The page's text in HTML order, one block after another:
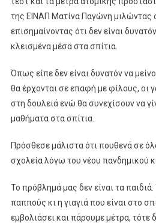
της ΕΙΝΑΠ Ματίνα Παγώνη μιλώντας
επισημαίνοντας ότι δεν είναι
κλεισμένα μέσα στα σπίτια.
Όπως είπε δεν είναι δυνατόν να
θα έρχονται σε επαφή με φίλους, οι
στη δουλειά ενώ θα συνεχίσουν να
μαθήματα στα σπίτια.
Πρόσθεσε μάλιστα ότι πουθενά σε
σχολεία λόγω του νέου πανδημικού
Το πρόβλημά μας δεν είναι τα
παππούς κι η γιαγιά που είναι στο
εμβολιάσει και πάρουμε μέτρα, τότε